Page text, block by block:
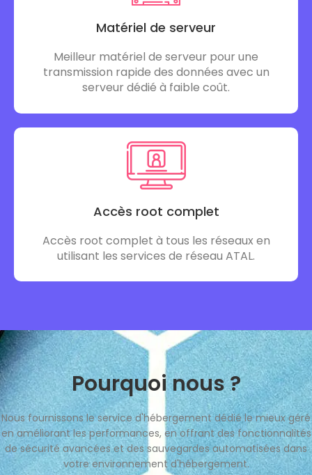
Matériel de serveur
Meilleur matériel de serveur pour une
transmission rapide des données avec un
serveur dédié à faible coût.
Accès root complet
Accès root complet à tous les réseaux en
utilisant les services de réseau ATAL.
Pourquoi nous ?
Nous fournissons le service d'hébergement dédié le mieux géré
en améliorant les performances, en offrant des fonctionnalités
de sécurité avancées et des sauvegardes automatisées dans
votre environnement d'hébergement.